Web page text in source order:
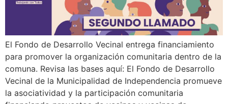
El Fondo de Desarrollo Vecinal entrega financiamiento
para promover la organización comunitaria dentro de la
comuna. Revisa las bases aquí: El Fondo de Desarrollo
Vecinal de la Municipalidad de Independencia promueve
la asociatividad y la participación comunitaria